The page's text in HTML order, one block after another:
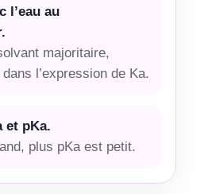
l’eau au
majoritaire,
l’expression de Ka.
et pKa.
plus pKa est petit.